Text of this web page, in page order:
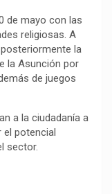
de mayo con las
religiosas. A
la
la Asunción por
de juegos
a la ciudadanía a
el potencial
sector.